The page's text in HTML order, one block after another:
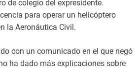
de colegio del expresidente.
para operar un helicóptero
la Aeronáutica Civil.
con un comunicado en el que negó
ha dado más explicaciones sobre